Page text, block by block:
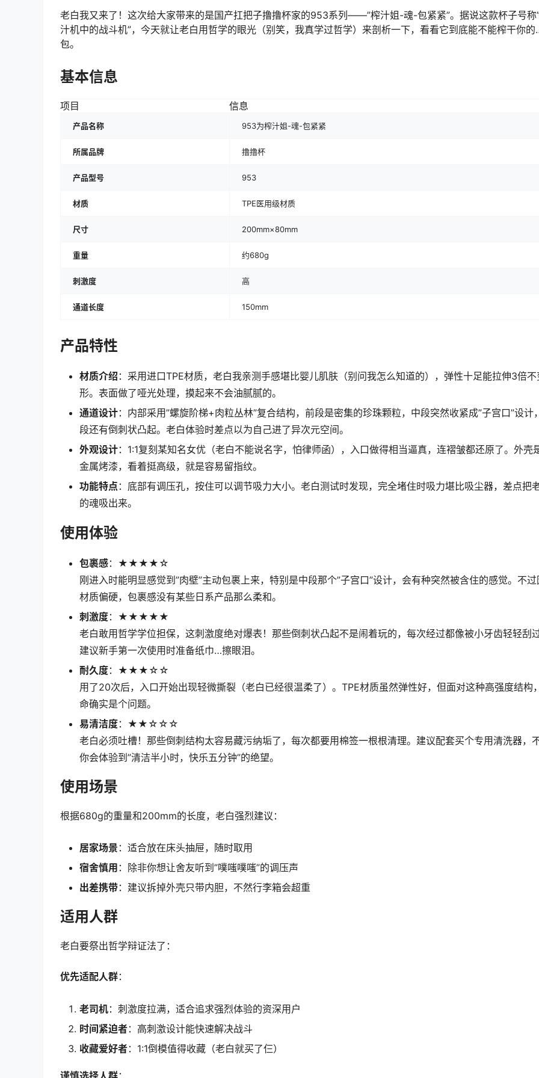
老白我又来了！这次给大家带来的是国产扛把子撸撸杯家的953系列——”榨汁姐-魂-包紧紧”。据说这款杯子号称
汁机中的战斗机”，今天就让老白用哲学的眼光（别笑，我真学过哲学）来剖析一下，看看它到底能不能榨干你
包。
基本信息
项目 信息
产品名称 953为榨汁姐-魂-包紧紧
所属品牌 撸撸杯
产品型号 953
材质 TPE医用级材质
尺寸 200mm×80mm
重量 约680g
刺激度 高
通道长度 150mm
产品特性
材质介绍 ：采用进口TPE材质，老白我亲测手感堪比婴儿肌肤（别问我怎么知道的），弹性十足能拉伸3倍不
形。表面做了哑光处理，摸起来不会油腻腻的。
通道设计：内部采用”螺旋阶梯+肉粒丛林”复合结构，前段是密集的珍珠颗粒，中段突然收紧成”子宫口”设计
段还有倒刺状凸起。老白体验时差点以为自己进了异次元空间。
外观设计：1:1复刻某知名女优（老白不能说名字，怕律师函），入口做得相当逼真，连褶皱都还原了。外壳
金属烤漆，看着挺高级，就是容易留指纹。
功能特点 ：底部有调压孔，按住可以调节吸力大小。老白测试时发现，完全堵住时吸力堪比吸尘器，差点把
的魂吸出来。
使用体验
包裹感：★★★★☆
刚进入时能明显感觉到”肉壁”主动包裹上来，特别是中段那个”子宫口”设计，会有种突然被含住的感觉。不过
材质偏硬，包裹感没有某些日系产品那么柔和。
刺激度：★★★★★
老白敢用哲学学位担保，这刺激度绝对爆表！那些倒刺状凸起不是闹着玩的，每次经过都像被小牙齿轻轻刮过
建议新手第一次使用时准备纸巾…擦眼泪。
耐久度：★★★☆☆
用了20次后，入口开始出现轻微撕裂（老白已经很温柔了）。TPE材质虽然弹性好，但面对这种高强度结构
命确实是个问题。
易清洁度：★★☆☆☆
老白必须吐槽！那些倒刺结构太容易藏污纳垢了，每次都要用棉签一根根清理。建议配套买个专用清洗器，
你会体验到”清洁半小时，快乐五分钟”的绝望。
使用场景
根据680g的重量和200mm的长度，老白强烈建议：
居家场景 ：适合放在床头抽屉，随时取用
宿舍慎用 ：除非你想让舍友听到”噗嗤噗嗤”的调压声
出差携带：建议拆掉外壳只带内胆，不然行李箱会超重
适用人群
老白要祭出哲学辩证法了：
优先适配人群：
老司机：刺激度拉满，适合追求强烈体验的资深用户
时间紧迫者：高刺激设计能快速解决战斗
收藏爱好者：1:1倒模值得收藏（老白就买了仨）
谨慎选择人群：